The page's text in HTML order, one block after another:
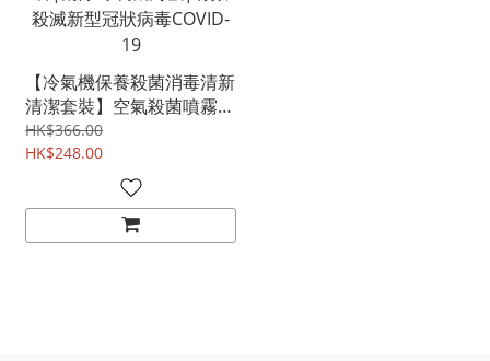
【冷氣機保養殺菌消毒清新
清潔套裝】空氣殺菌噴霧|
冷氣殺菌清潔劑|冷氣清
潔|冷氣除異味|冷氣消毒|
抗菌|冷氣防霉|冷氣保養|
清除冷氣機污穢|有效殺滅
新型冠狀病毒COVID-19
HK$366.00
HK$248.00